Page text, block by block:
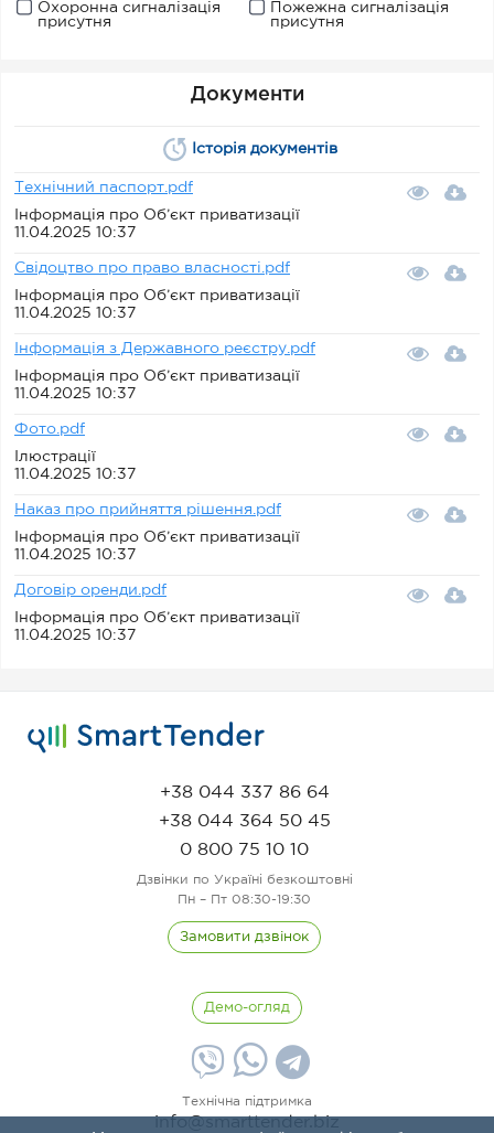
Охоронна сигналізація
присутня
Пожежна сигналізація
присутня
Документи
Історія документів
Технічний паспорт.pdf
Інформація про Об’єкт приватизації
11.04.2025 10:37
Свідоцтво про право власності.pdf
Інформація про Об’єкт приватизації
11.04.2025 10:37
Інформація з Державного реєстру.pdf
Інформація про Об’єкт приватизації
11.04.2025 10:37
Фото.pdf
Ілюстрації
11.04.2025 10:37
Наказ про прийняття рішення.pdf
Інформація про Об’єкт приватизації
11.04.2025 10:37
Договір оренди.pdf
Інформація про Об’єкт приватизації
11.04.2025 10:37
+38 044 337 86 64
+38 044 364 50 45
0 800 75 10 10
Дзвінки по Україні безкоштовні
Пн – Пт 08:30-19:30
Замовити дзвінок
Технічна підтримка
Демо-огляд